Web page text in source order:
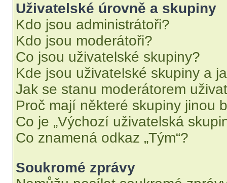
Uživatelské úrovně a skupiny
Kdo jsou administrátoři?
Kdo jsou moderátoři?
Co jsou uživatelské skupiny?
Kde jsou uživatelské skupiny a
Jak se stanu moderátorem
Proč mají některé skupiny jinou
Co je „Výchozí uživatelská
Co znamená odkaz „Tým“?
Soukromé zprávy